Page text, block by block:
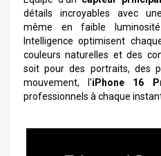
détails incroyables avec
même en faible
Intelligence optimisent
couleurs naturelles et des
soit pour des portraits, des
mouvement, l'iPhone 16
professionnels à chaque